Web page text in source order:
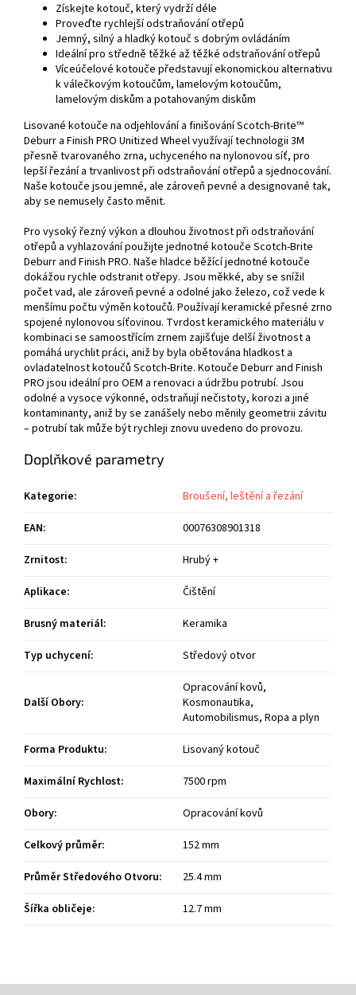
Získejte kotouč, který vydrží déle
Proveďte rychlejší odstraňování otřepů
Jemný, silný a hladký kotouč s dobrým ovládáním
Ideální pro středně těžké až těžké odstraňování otřepů
Víceúčelové kotouče představují ekonomickou alternativu
k válečkovým kotoučům, lamelovým kotoučům,
lamelovým diskům a potahovaným diskům
Lisované kotouče na odjehlování a finišování Scotch-Brite™
Deburr a Finish PRO Unitized Wheel využívají technologii 3M
přesně tvarovaného zrna, uchyceného na nylonovou síť, pro
lepší řezání a trvanlivost při odstraňování otřepů a sjednocování.
Naše kotouče jsou jemné, ale zároveň pevné a designované tak,
aby se nemusely často měnit.
Pro vysoký řezný výkon a dlouhou životnost při odstraňování
otřepů a vyhlazování použijte jednotné kotouče Scotch-Brite
Deburr and Finish PRO. Naše hladce běžící jednotné kotouče
dokážou rychle odstranit otřepy. Jsou měkké, aby se snížil
počet vad, ale zároveň pevné a odolné jako železo, což vede k
menšímu počtu výměn kotoučů. Používají keramické přesné zrno
spojené nylonovou síťovinou. Tvrdost keramického materiálu v
kombinaci se samoostřícím zrnem zajišťuje delší životnost a
pomáhá urychlit práci, aniž by byla obětována hladkost a
ovladatelnost kotoučů Scotch-Brite. Kotouče Deburr and Finish
PRO jsou ideální pro OEM a renovaci a údržbu potrubí. Jsou
odolné a vysoce výkonné, odstraňují nečistoty, korozi a jiné
kontaminanty, aniž by se zanášely nebo měnily geometrii závitu
– potrubí tak může být rychleji znovu uvedeno do provozu.
Doplňkové parametry
Kategorie:
Broušení, leštění a řezání
EAN:
00076308901318
Zrnitost:
Hrubý +
Aplikace:
Čištění
Brusný materiál:
Keramika
Typ uchycení: Středový otvor
Další Obory:
Opracování kovů,
Kosmonautika,
Automobilismus, Ropa a plyn
Forma Produktu:
Lisovaný kotouč
Maximální Rychlost:
7500 rpm
Obory:
Opracování kovů
Celkový průměr:
152 mm
Průměr Středového Otvoru:
25.4 mm
Šířka obličeje: 12.7 mm